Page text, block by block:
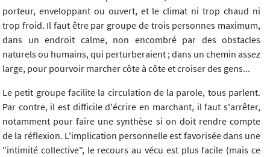
porteur, enveloppant ou ouvert, et le climat ni trop chaud ni
trop froid. Il faut être par groupe de trois personnes maximum,
dans un endroit calme, non encombré par des obstacles
naturels ou humains, qui perturberaient ; dans un chemin assez
large, pour pourvoir marcher côte à côte et croiser des gens...
Le petit groupe facilite la circulation de la parole, tous parlent.
Par contre, il est difficile d'écrire en marchant, il faut s'arrêter,
notamment pour faire une synthèse si on doit rendre compte
de la réflexion. L'implication personnelle est favorisée dans une
"intimité collective", le recours au vécu est plus facile (mais ce